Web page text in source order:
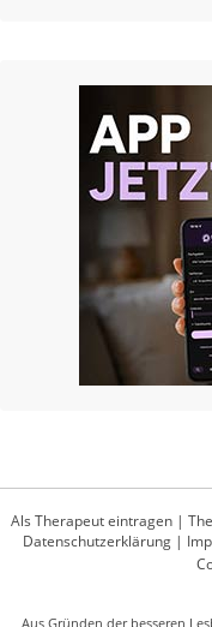
Als Therapeut eintragen |
Datenschutzerklärung|
Aus Gründen der besseren